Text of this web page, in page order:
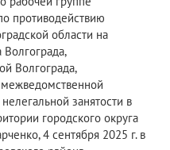
противодействию
области на
Волгограда,
занятости в
городского округа
4 сентября 2025 г. в